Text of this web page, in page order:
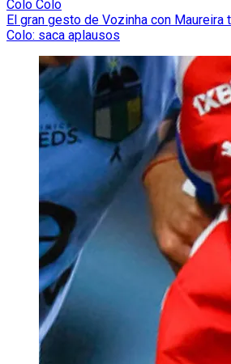
Colo Colo
El gran gesto de Vozinha con Maureira
Colo: saca aplausos